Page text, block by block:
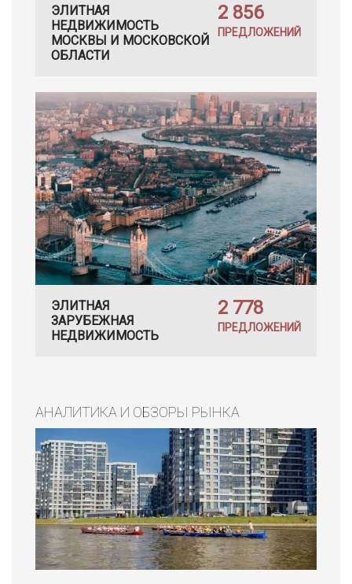
ЭЛИТНАЯ
НЕДВИЖИМОСТЬ
МОСКВЫ И МОСКОВСКОЙ
ОБЛАСТИ
2 856
ПРЕДЛОЖЕНИЙ
ЭЛИТНАЯ
ЗАРУБЕЖНАЯ
НЕДВИЖИМОСТЬ
2 778
ПРЕДЛОЖЕНИЙ
АНАЛИТИКА И ОБЗОРЫ РЫНКА